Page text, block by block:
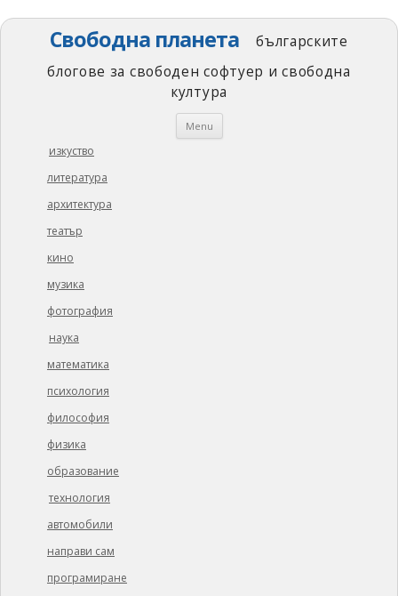
Свободна планета
българските
блогове за свободен софтуер и свободна
култура
Menu Skip
изкуство
литература
архитектура
театър
кино
музика
фотография
наука
математика
психология
философия
физика
образование
технология
автомобили
направи сам
програмиране